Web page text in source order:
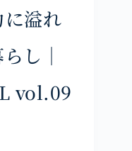
溢れ
し｜
vol.09